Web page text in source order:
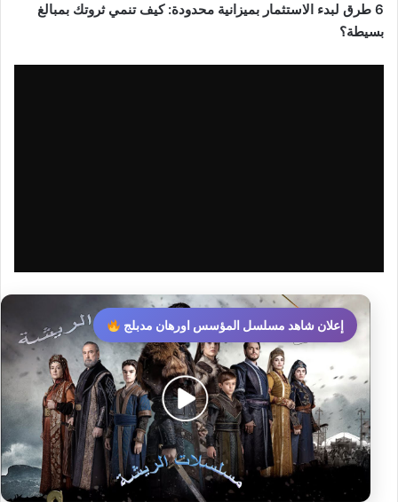
إلكترونيا
6 طرق لبدء الاستثمار بميزانية محدودة: كيف تنمي ثروتك بمبالغ
بسيطة؟
إعلان شاهد مسلسل المؤسس اورهان مدبلج